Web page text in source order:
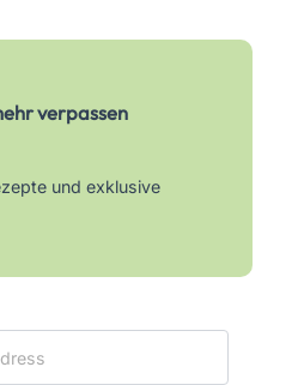
verpassen
und exklusive